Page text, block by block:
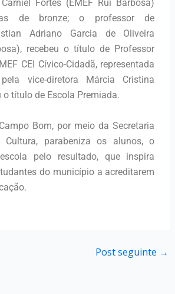
Fortes (EMEF Rui Barbosa)
de bronze; o professor de
Adriano Garcia de Oliveira
recebeu o título de Professor
CEI Cívico-Cidadã, representada
vice-diretora Márcia Cristina
o título de Escola Premiada.
Bom, por meio da Secretaria
Cultura, parabeniza os alunos, o
pelo resultado, que inspira
do município a acreditarem
Post seguinte →